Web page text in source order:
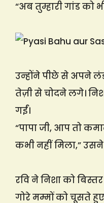
“अब तुम्हारी गांड को
उन्होंने पीछे से अपने
तेज़ी से चोदने लगे।
गईं।
“पापा जी, आप तो
कभी नहीं मिला,”
रवि ने निशा को
गोरे मम्मों को चूसते